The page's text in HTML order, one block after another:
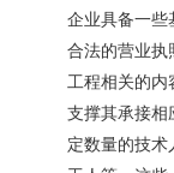
企业具备一
合法的营业
工程相关的内
支撑其承接
定数量的技